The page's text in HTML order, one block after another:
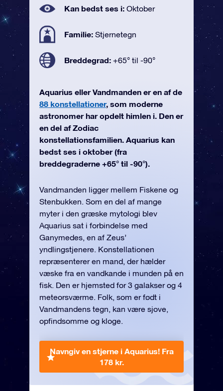
Kan bedst ses i: Oktober
Familie: Stjernetegn
Breddegrad: +65° til -90°
Aquarius eller Vandmanden er en af de
88 konstellationer, som moderne
astronomer har opdelt himlen i. Den er
en del af Zodiac
konstellationsfamilien. Aquarius kan
bedst ses i oktober (fra
breddegraderne +65° til -90°).
Vandmanden ligger mellem Fiskene og
Stenbukken. Som en del af mange
myter i den græske mytologi blev
Aquarius sat i forbindelse med
Ganymedes, en af Zeus’
yndlingstjenere. Konstellationen
repræsenterer en mand, der hælder
væske fra en vandkande i munden på en
fisk. Den er hjemsted for 3 galakser og 4
meteorsværme. Folk, som er født i
Vandmandens tegn, kan være sjove,
opfindsomme og kloge.
Navngiv en stjerne i Aquarius! Fra
178 kr.